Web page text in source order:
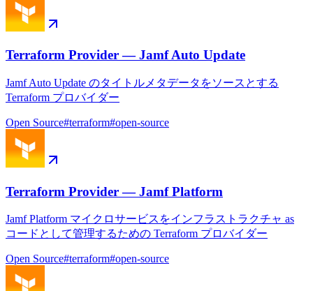
Terraform Provider — Jamf Auto Update
Jamf Auto Update のタイトルメタデータをソースとする
Terraform プロバイダー
Open Source#terraform#open-source
Terraform Provider — Jamf Platform
Jamf Platform マイクロサービスをインフラストラクチャ as
コードとして管理するための Terraform プロバイダー
Open Source#terraform#open-source